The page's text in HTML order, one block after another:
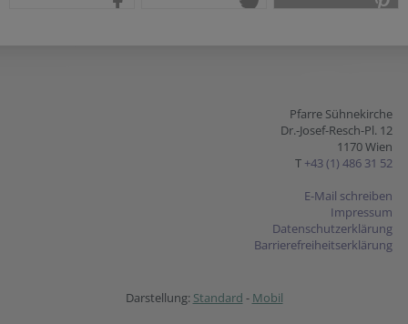
Pfarre Sühnekirche
Dr.-Josef-Resch-Pl. 12
1170 Wien
T +43 (1) 486 31 52
E-Mail schreiben
Impressum
Datenschutzerklärung
Barrierefreiheitserklärung
Darstellung: Standard - Mobil